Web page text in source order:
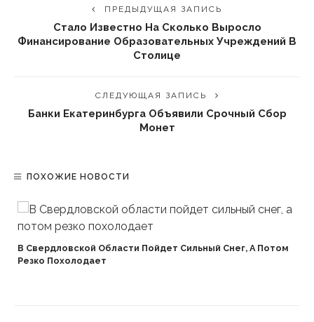
ПРЕДЫДУЩАЯ ЗАПИСЬ
Стало Известно На Сколько Выросло
Финансирование Образовательных Учреждений В
Столице
СЛЕДУЮЩАЯ ЗАПИСЬ
Банки Екатеринбурга Объявили Срочный Сбор
Монет
ПОХОЖИЕ НОВОСТИ
В Свердловской Области Пойдет Сильный Снег, А Потом
Резко Похолодает